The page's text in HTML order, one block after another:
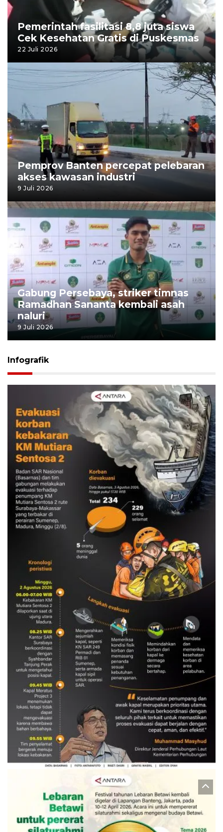
Pemerintah fasilitasi 8,8 juta siswa
Cek Kesehatan Gratis di Puskesmas
22 Juli 2026
Pemprov Banten percepat pelebaran
akses kawasan industri
9 Juli 2026
Gabung Persebaya, striker timnas
Ramadhan Sananta kembali asah
naluri
9 Juli 2026
Infografik
Evakuasi korban kebakaran KM
Mutiara Sentosa 2
3 Agustus 2026